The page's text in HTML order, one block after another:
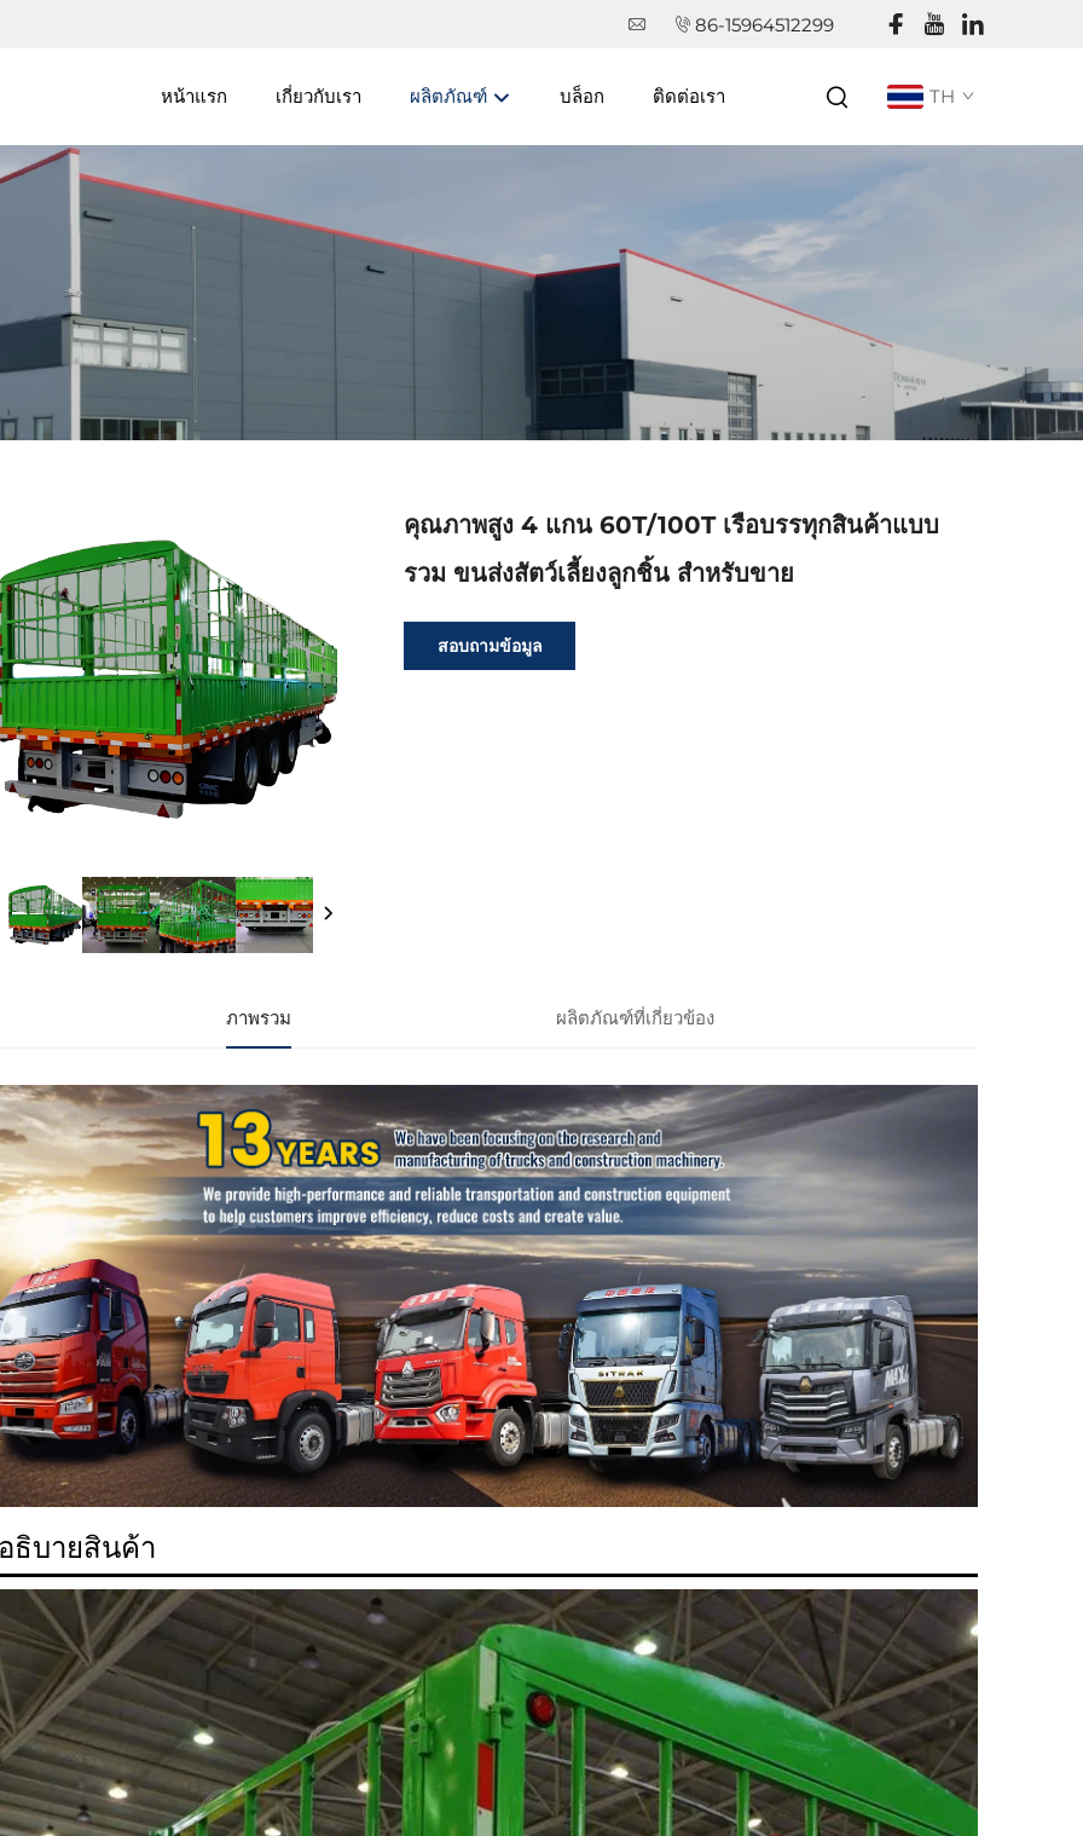
86-15964512299
หน้าแรก เกี่ยวกับเรา ผลิตภัณฑ์ บล็อก ติดต่อเรา TH
คุณภาพสูง 4 แกน 60T/100T เรือบรรทุกสินค้าแบบ
รวม ขนส่งสัตว์เลี้ยงลูกชิ้น สำหรับขาย
สอบถามข้อมูล
ภาพรวม ผลิตภัณฑ์ที่เกี่ยวข้อง
ธิบายสินค้า